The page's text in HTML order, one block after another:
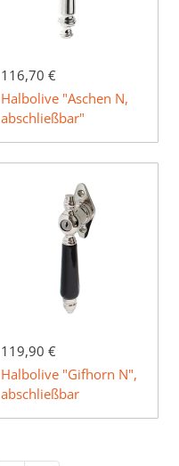
116,70 €
Halbolive "Aschen N,
abschließbar"
119,90 €
Halbolive "Gifhorn N",
abschließbar